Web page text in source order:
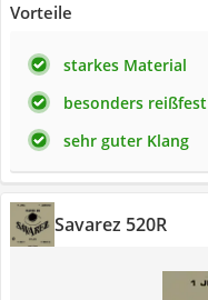
Vorteile
starkes Material
besonders reißfest
sehr guter Klang
Savarez 520R